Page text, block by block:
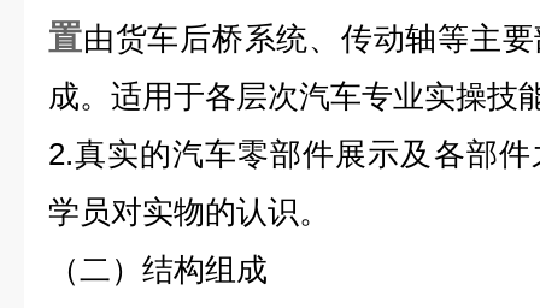
置由货车后桥系统、传动轴等主
成。适用于各层次汽车专业实操技
2.真实的汽车零部件展示及各部
学员对实物的认识。
（二） 结构组成